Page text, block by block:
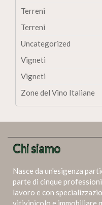
Terreni
Terreni
Uncategorized
Vigneti
Vigneti
Zone del Vino Italiane
Chi siamo
Nasce da un'esigenza
parte di cinque
lavoro e con
vitivinicolo e immobiliare